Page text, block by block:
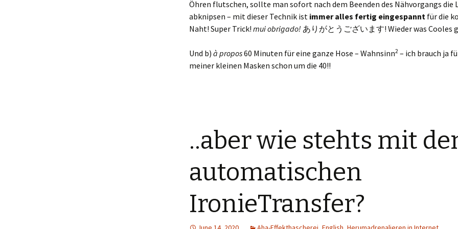
Öhren flutschen, sollte man sofort nach dem Beenden des Nähvorgangs die
abknipsen – mit dieser Technik ist immer alles fertig eingespannt für die
Naht! Super Trick! mui obrigado! ありがとうございます! Wieder was Cooles
Und b) à propos60 Minuten für eine ganze Hose – Wahnsinn2 – ich brauch ja
meiner kleinen Masken schon um die 40!!
..aber wie stehts mit
automatischen
IronieTransfer?